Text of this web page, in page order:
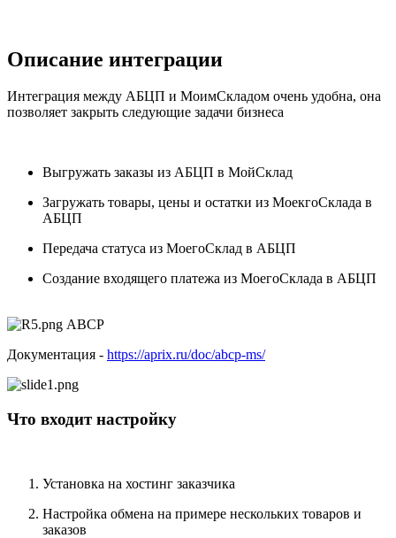
Описание интеграции
Интеграция между АБЦП и МоимСкладом очень удобна, она
позволяет закрыть следующие задачи бизнеса
Выгружать заказы из АБЦП в МойСклад
Загружать товары, цены и остатки из МоекгоСклада в
АБЦП
Передача статуса из МоегоСклад в АБЦП
Создание входящего платежа из МоегоСклада в АБЦП
Документация - https://aprix.ru/doc/abcp-ms/
Что входит настройку
Установка на хостинг заказчика
Настройка обмена на примере нескольких товаров и
заказов